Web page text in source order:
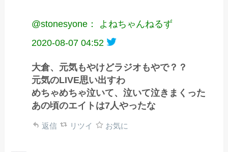
@stonesyone： よねちゃんねるず
2020-08-07 04:52
大倉、元気もやけどラジオもやで？？
元気のLIVE思い出すわ
めちゃめちゃ泣いて、泣いて泣きまくった
あの頃のエイトは7人やったな
返信 リツイ お気に